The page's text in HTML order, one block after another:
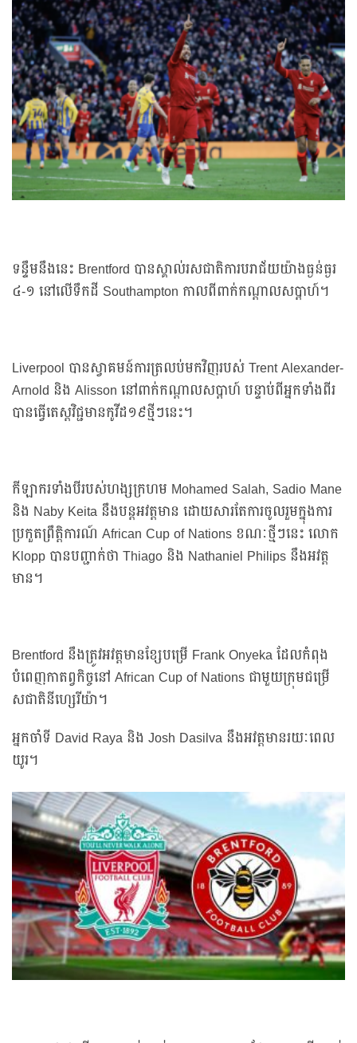
ទន្ទឹមនឹងនេះ Brentford បានស្គាល់រសជាតិការបរាជ័យយ៉ាងធ្ងន់ធ្ងរ
៤-១ នៅលើទឹកដី Southampton កាលពីពាក់កណ្តាលសប្តាហ៍។
Liverpool បានស្វាគមន៍ការត្រលប់មកវិញរបស់ Trent Alexander-
Arnold និង Alisson នៅពាក់កណ្តាលសប្តាហ៍ បន្ទាប់ពីអ្នកទាំងពីរ
បានធ្វើតេស្តវិជ្ជមានកូវីដ១៩ថ្មីៗនេះ។
កីឡាករទាំងបីរបស់ហង្សក្រហម Mohamed Salah, Sadio Mane
និង Naby Keita នឹងបន្តអវត្តមាន ដោយសារតែការចូលរួមក្នុងការ
ប្រកួតព្រឹត្តិការណ៍ African Cup of Nations ខណៈថ្មីៗនេះ លោក
Klopp បានបញ្ជាក់ថា Thiago និង Nathaniel Philips នឹងអវត្ត
មាន។
Brentford នឹង​ត្រូវ​អវត្តមានខ្សែបម្រើ Frank Onyeka ដែល​កំពុង​
បំពេញ​កាតព្វកិច្ច​នៅ African Cup of Nations ជាមួយក្រុមជម្រើ
សជាតិ​នីហ្សេរីយ៉ា។
អ្នកចាំទី David Raya និង Josh Dasilva នឹងអវត្តមានរយៈពេល
យូរ។